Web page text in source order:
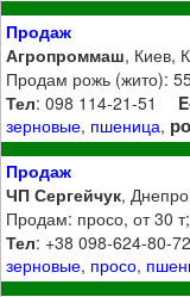
Продаж
Агропроммаш, Киев,
Продам рожь (жито):
Тел: 098 114-21-51
зерновые, пшеница,
Продаж
ЧП Сергейчук,
Продам: просо, от 30
Тел: +38 098-624-80-72
зерновые, просо,